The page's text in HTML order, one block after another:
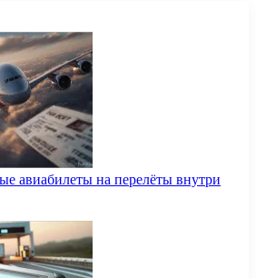
авиабилеты на перелёты внутри